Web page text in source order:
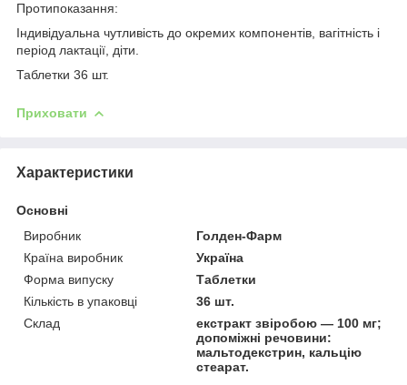
Протипоказання:
Індивідуальна чутливість до окремих компонентів, вагітність і
період лактації, діти.
Таблетки 36 шт.
Приховати
Характеристики
Основні
Виробник
Голден-Фарм
Країна виробник
Україна
Форма випуску
Таблетки
Кількість в упаковці
36 шт.
Склад
екстракт звіробою — 100 мг;
допоміжні речовини:
мальтодекстрин, кальцію
стеарат.